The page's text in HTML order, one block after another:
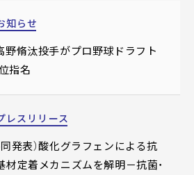
知らせ
野脩汰投手がプロ野球ドラフト
指名
レスリリース
同発表）酸化グラフェンによる抗
材定着メカニズムを解明－抗菌・